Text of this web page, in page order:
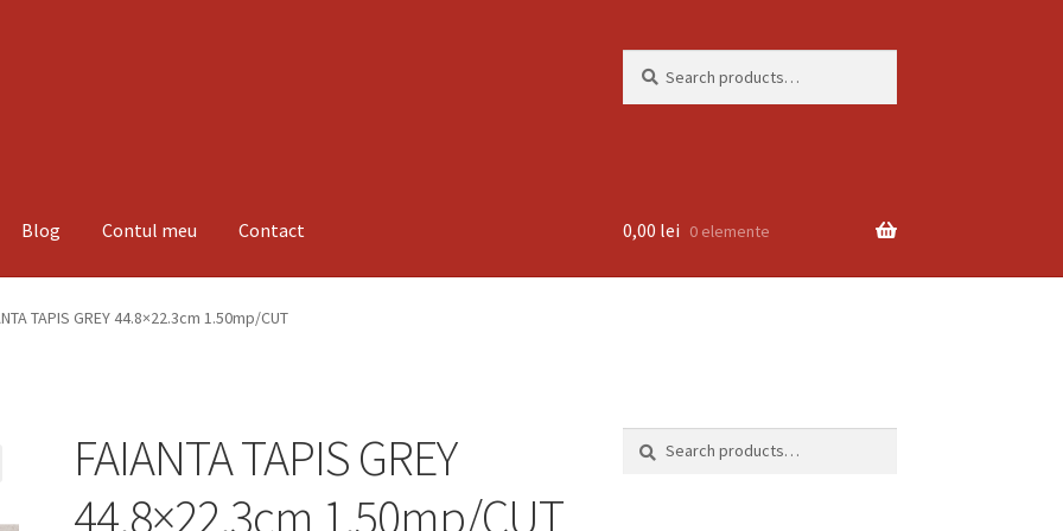
for:
Blog Contul meu Contact
noi Informatii Magazin Plată
0,00 lei 0 elemente
TAPIS GREY 44.8×22.3cm 1.50mp/CUT
FAIANTA TAPIS GREY
44.8×22.3cm 1.50mp/CUT
Search
Search